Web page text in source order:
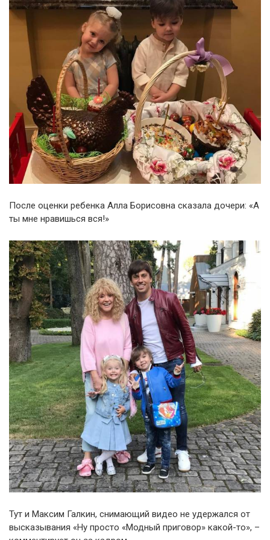
После оценки ребенка Алла Борисовна сказала дочери: «А
ты мне нравишься вся!»
Тут и Максим Галкин, снимающий видео не удержался от
высказывания «Ну просто «Модный приговор» какой-то», –